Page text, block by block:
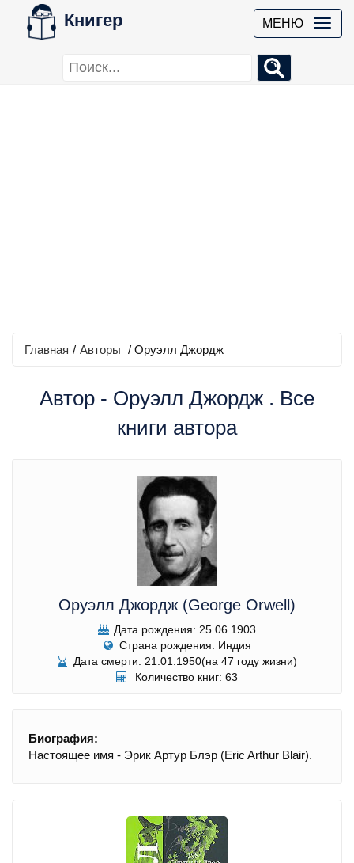
Книгер МЕНЮ
Главная / Авторы / Оруэлл Джордж
Автор - Оруэлл Джордж . Все
книги автора
Оруэлл Джордж (George Orwell)
Дата рождения: 25.06.1903
Страна рождения: Индия
Дата смерти: 21.01.1950(на 47 году жизни)
Количество книг: 63
Биография:
Настоящее имя - Эрик Артур Блэр (Eric Arthur Blair).